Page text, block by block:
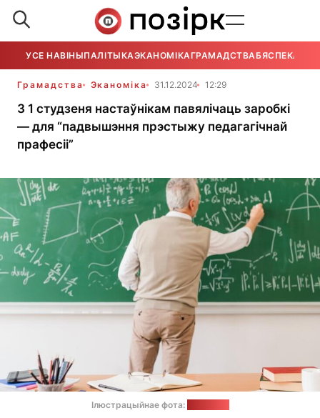
УСЕ НАВІНЫПАЛІТЫКАЭКАНОМІКАГРАМАДСТВАБЯСПЕКА
Грамадства Эканоміка 31.12.2024 12:29
З 1 студзеня настаўнікам павялічаць заробкі
— для “падвышэння прэстыжу педагагічнай
прафесіі”
Ілюстрацыйнае фота: